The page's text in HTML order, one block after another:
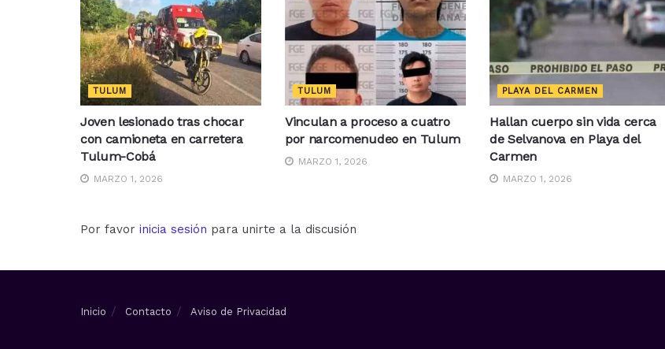
TULUM
Joven lesionado tras chocar
con camioneta en carretera
Tulum-Cobá
MARZO 1, 2026
TULUM
Vinculan a proceso a cuatro
por narcomenudeo en Tulum
MARZO 1, 2026
PLAYA DEL CARMEN
Hallan cuerpo sin vida cerca
de Selvanova en Playa del
Carmen
MARZO 1, 2026
Por favor inicia sesión para unirte a la discusión
Inicio Contacto Aviso de Privacidad